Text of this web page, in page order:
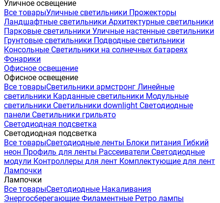
Уличное освещение
Все товарыУличные светильники Прожекторы
Ландшафтные светильники Архитектурные светильники
Парковые светильники Уличные настенные светильники
Грунтовые светильники Подводные светильники
Консольные Светильники на солнечных батареях
Фонарики
Офисное освещение
Офисное освещение
Все товарыСветильники армстронг Линейные
светильники Карданные светильники Модульные
светильники Светильники downlight Светодиодные
панели Светильники грильято
Светодиодная подсветка
Светодиодная подсветка
Все товарыСветодиодные ленты Блоки питания Гибкий
неон Профиль для ленты Рассеиватели Светодиодные
модули Контроллеры для лент Комплектующие для лент
Лампочки
Лампочки
Все товарыСветодиодные Накаливания
Энергосберегающие Филаментные Ретро лампы